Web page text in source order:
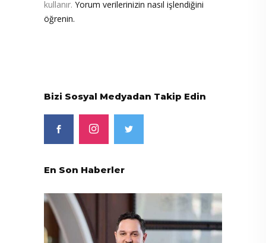
kullanır. Yorum verilerinizin nasıl işlendiğini
öğrenin.
Bizi Sosyal Medyadan Takip Edin
En Son Haberler